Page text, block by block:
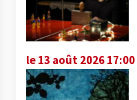
le 13 août 2026 17:00